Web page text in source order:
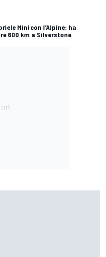
Miní con l'Alpine: ha
600 km a Silverstone